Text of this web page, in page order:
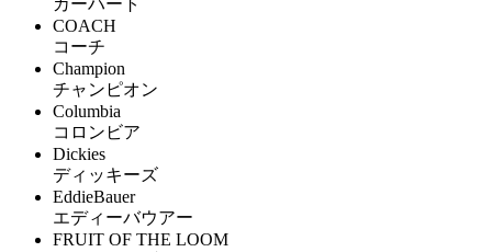
カーハート
COACH
コーチ
Champion
チャンピオン
Columbia
コロンビア
Dickies
ディッキーズ
EddieBauer
エディーバウアー
FRUIT OF THE LOOM